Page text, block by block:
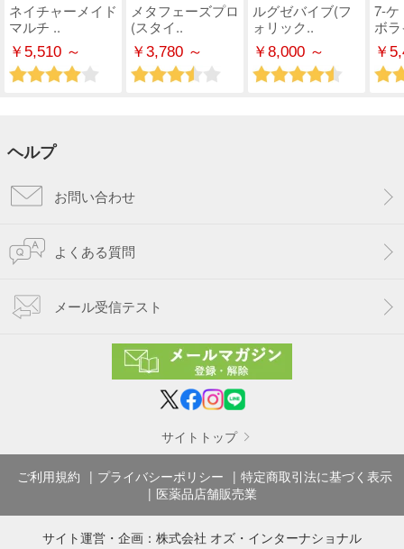
ネイチャーメイド
マルチ ..
￥5,510 ～
メタフェーズプロ
(スタイ..
￥3,780 ～
ルグゼバイブ(フ
ォリック..
￥8,000 ～
7-ケ
ボ
￥
ヘルプ
お問い合わせ
よくある質問
メール受信テスト
サイトトップ
ご利用規約 プライバシーポリシー
特定商取引法に基づく表示
医薬品店舗販売業
サイト運営・企画： 株式会社 オズ・インターナショナル